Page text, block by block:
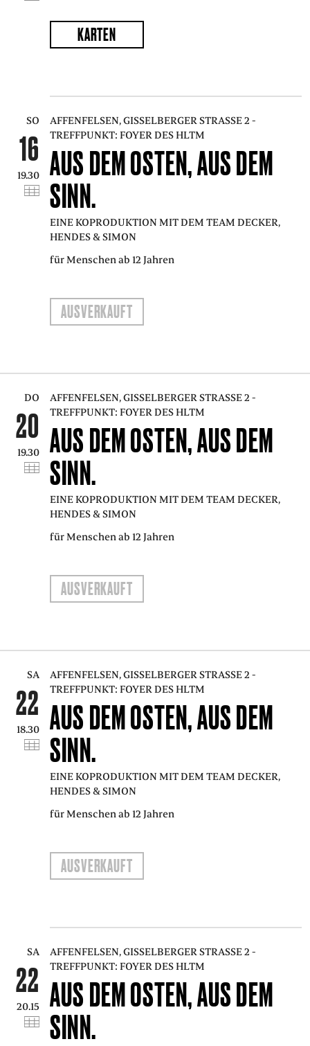
KARTEN
SO
16
19.30
AFFENFELSEN, GISSELBERGER STRASSE 2 - T
REFFPUNKT: FOYER DES HLTM
AUS DEM OSTEN, AUS DEM
SINN.
EINE KOPRODUKTION MIT DEM TEAM DECKER,
HENDES & SIMON
für Menschen ab 12 Jahren
AUSVERKAUFT
DO
20
19.30
AFFENFELSEN, GISSELBERGER STRASSE 2 - T
REFFPUNKT: FOYER DES HLTM
AUS DEM OSTEN, AUS DEM
SINN.
EINE KOPRODUKTION MIT DEM TEAM DECKER,
HENDES & SIMON
für Menschen ab 12 Jahren
AUSVERKAUFT
SA
22
18.30
AFFENFELSEN, GISSELBERGER STRASSE 2 - T
REFFPUNKT: FOYER DES HLTM
AUS DEM OSTEN, AUS DEM
SINN.
EINE KOPRODUKTION MIT DEM TEAM DECKER,
HENDES & SIMON
für Menschen ab 12 Jahren
AUSVERKAUFT
SA
22
20.15
AFFENFELSEN, GISSELBERGER STRASSE 2 - T
REFFPUNKT: FOYER DES HLTM
AUS DEM OSTEN, AUS DEM
SINN.